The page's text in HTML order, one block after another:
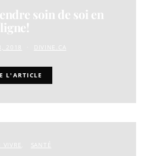
soin de soi en
ligne!
2018 DIVINE.CA
L'ARTICLE
VIVRE SANTÉ